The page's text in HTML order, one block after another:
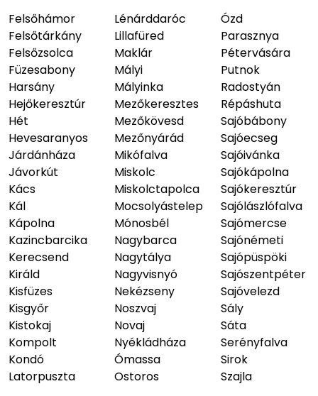
Felsőhámor
Felsőtárkány
Felsőzsolca
Füzesabony
Harsány
Hejőkeresztúr
Hét
Hevesaranyos
Járdánháza
Jávorkút
Kács
Kál
Kápolna
Kazincbarcika
Kerecsend
Királd
Kisfüzes
Kisgyőr
Kistokaj
Kompolt
Kondó
Latorpuszta
Lénárddaróc
Lillafüred
Maklár
Mályi
Mályinka
Mezőkeresztes
Mezőkövesd
Mezőnyárád
Mikófalva
Miskolc
Miskolctapolca
Mocsolyástelep
Mónosbél
Nagybarca
Nagytálya
Nagyvisnyó
Nekézseny
Noszvaj
Novaj
Nyékládháza
Ómassa
Ostoros
Ózd
Parasznya
Pétervására
Putnok
Radostyán
Répáshuta
Sajóbábony
Sajóecseg
Sajóivánka
Sajókápolna
Sajókeresztúr
Sajólászlófalva
Sajómercse
Sajónémeti
Sajópüspöki
Sajószentpéter
Sajóvelezd
Sály
Sáta
Serényfalva
Sirok
Szajla